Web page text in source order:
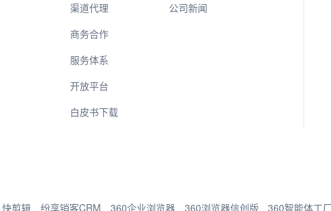
渠道代理
商务合作
服务体系
开放平台
白皮书下载
公司新闻
快剪辑 纷享销客CRM 360企业浏览器 360浏览器信创版 360智能体工